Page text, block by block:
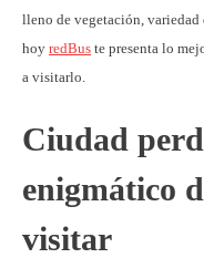
lleno de vegetación, variedad
hoy redBus te presenta lo
a visitarlo.
Ciudad
enigmático
visitar